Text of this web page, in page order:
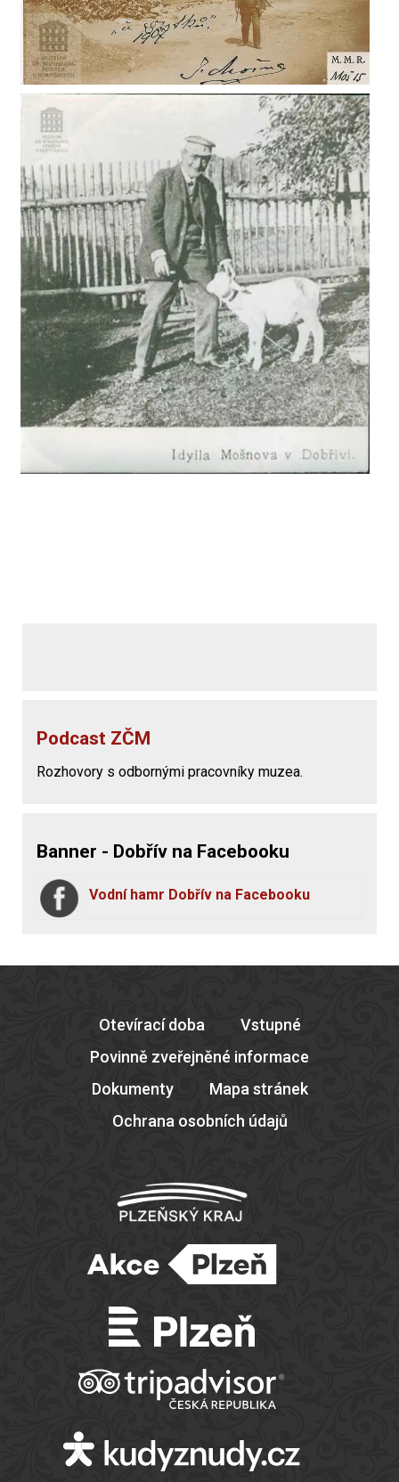
Podcast ZČM
Rozhovory s odbornými pracovníky muzea.
Banner - Dobřív na Facebooku
Vodní hamr Dobřív na Facebooku
Otevírací doba
Vstupné
Povinně zveřejněné informace
Dokumenty
Mapa stránek
Ochrana osobních údajů